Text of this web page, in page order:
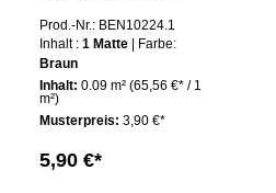
Mosaikfliese 1 Matte
Prod.-Nr.: BEN10224.1
Inhalt : 1 Matte
| Farbe:
Braun
Inhalt: 0.09 m² (65,56 €* / 1
m²)
Musterpreis: 3,90 €*
5,90 €*